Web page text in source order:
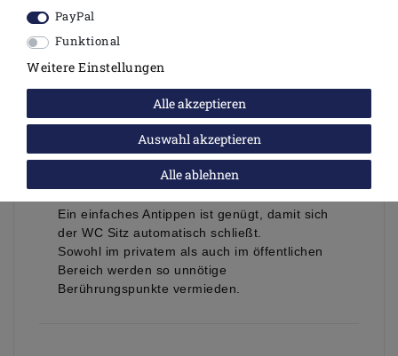
Entriegelungsknöpfe ist ausreichend, um den
Sitz von der Keramik zu trennen und auch die
schwer zugänglichen Stellen zu erreichen.
Die von TOTO verwendeten
korrosionsbeständig und wesentlicher
Bestandteil für eine langlebige Verbindung
zwischen Sitz und Keramik.
Für noch mehr Komfort und Hygiene im
Badezimmer sorgt die nahezu geräuschlose
Ein einfaches Antippen ist genügt, damit sich
der WC Sitz automatisch schließt.
Sowohl im privatem als auch im öffentlichen
Bereich werden so unnötige
Berührungspunkte vermieden.
PayPal
Funktional
Weitere Einstellungen
Alle akzeptieren
Auswahl akzeptieren
Alle ablehnen